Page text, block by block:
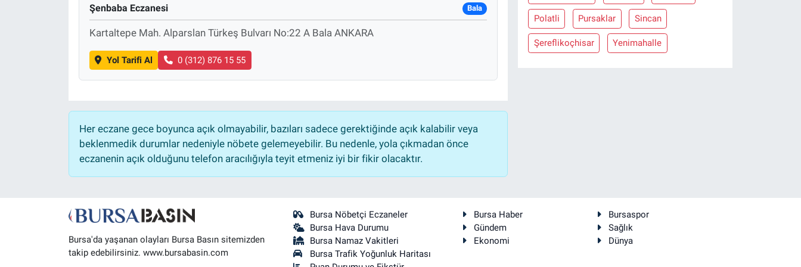
Şenbaba Eczanesi Bala
Kartaltepe Mah. Alparslan Türkeş Bulvarı No:22 A Bala ANKARA
Yol Tarifi Al 0 (312) 876 15 55
Her eczane gece boyunca açık olmayabilir, bazıları sadece gerektiğinde açık kalabilir veya
beklenmedik durumlar nedeniyle nöbete gelemeyebilir. Bu nedenle, yola çıkmadan önce
eczanenin açık olduğunu telefon aracılığıyla teyit etmeniz iyi bir fikir olacaktır.
Polatli Pursaklar Sincan
Şereflikoçhisar Yenimahalle
Bursa'da yaşanan olayları Bursa Basın sitemizden
takip edebilirsiniz. www.bursabasin.com
Bursa Nöbetçi Eczaneler
Bursa Hava Durumu
Bursa Namaz Vakitleri
Bursa Trafik Yoğunluk Haritası
Bursa Haber
Bursaspor
Gündem
Sağlık
Ekonomi
Dünya
Magazin